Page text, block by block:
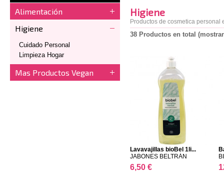
Alimentación
Higiene
Cuidado Personal
Limpieza Hogar
Mas Productos Vegan
Higiene
Productos de cosmetica
38 Productos en total
Lavavajillas bioBel 1li...
JABONES BELTRÁN
6,50 €